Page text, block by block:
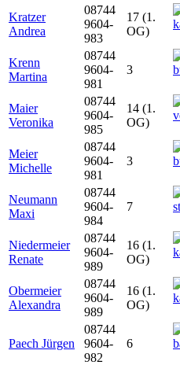
Kratzer
Andrea
08744
9604-
983
17 (1.
OG)
Krenn
Martina
08744
9604-
981
3
Maier
Veronika
08744
9604-
985
14 (1.
OG)
Meier
Michelle
08744
9604-
981
3
Neumann
Maxi
08744
9604-
984
7
Niedermeier
Renate
08744
9604-
989
16 (1.
OG)
Obermeier
Alexandra
08744
9604-
989
16 (1.
OG)
Paech Jürgen
08744
9604-
982
6